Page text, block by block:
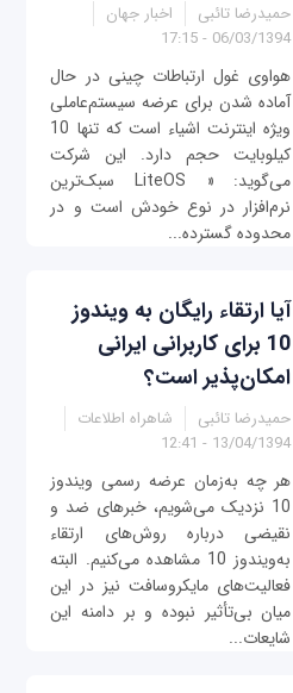
حمیدرضا تائبی
اخبار جهان
06/03/1394 - 17:15
هواوی غول ارتباطات چینی در حال
آماده شدن برای عرضه سیستم‌عاملی
ویژه اینترنت‌ اشیاء است که تنها 10
کیلوبایت حجم دارد. این شرکت
می‌گوید: « LiteOS سبک‌ترین
نرم‌افزار در نوع خودش است و در
محدوده گسترده‌...
آیا ارتقاء رایگان به ویندوز
10 برای کاربرانی ایرانی
امکان‌پذیر است؟
حمیدرضا تائبی
شاهراه اطلاعات
13/04/1394 - 12:41
هر چه به‌زمان عرضه رسمی ویندوز
10 نزدیک می‌شویم، خبرهای ضد و
نقیضی درباره روش‌های ارتقاء
به‌ویندوز 10 مشاهده می‌کنیم. البته
فعالیت‌های مایکروسافت نیز در این
میان بی‌تأثیر نبوده و بر دامنه این
شایعات...